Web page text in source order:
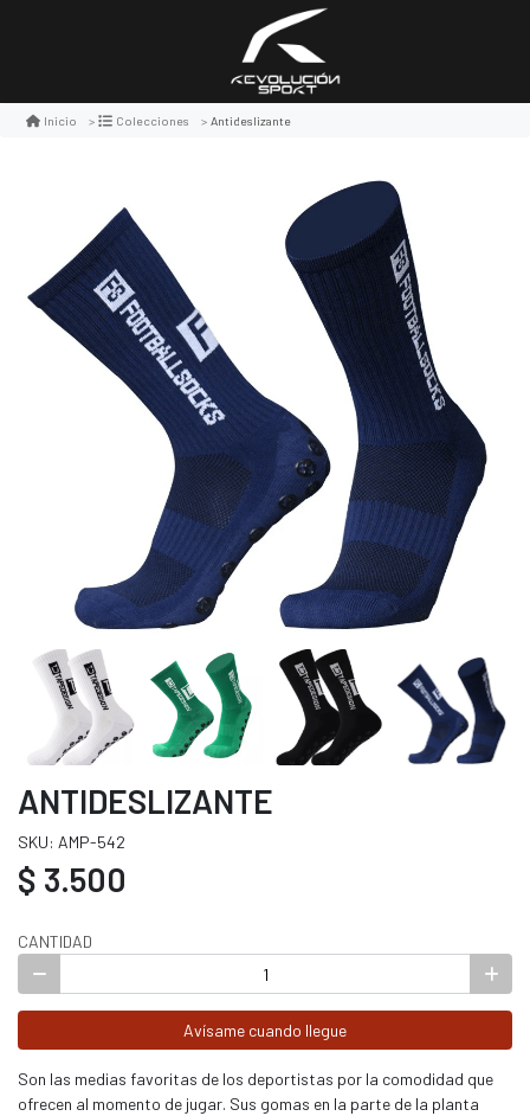
Inicio Colecciones Antideslizante
ANTIDESLIZANTE
SKU: AMP-542
$ 3.500
CANTIDAD
Avísame cuando llegue
Son las medias favoritas de los deportistas por la comodidad que
ofrecen al momento de jugar. Sus gomas en la parte de la planta